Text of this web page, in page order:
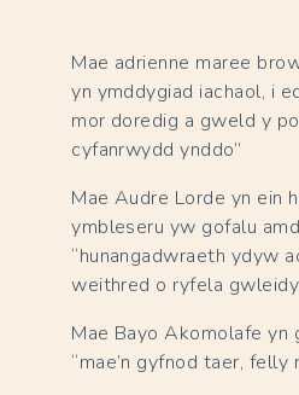
Mae adrienne maree
yn ymddygiad iachaol, i
mor doredig a gweld y
cyfanrwydd ynddo”
Mae Audre Lorde yn ein
ymbleseru yw gofalu
“hunangadwraeth ydyw
weithred o ryfela
Mae Bayo Akomolafe yn
“mae’n gyfnod taer, felly